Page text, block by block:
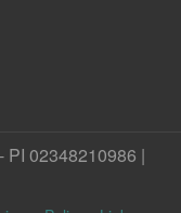
PI 02348210986 |